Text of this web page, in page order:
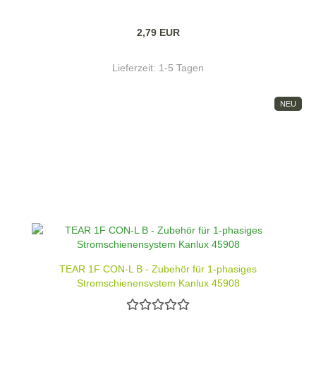
2,79 EUR
Lieferzeit: 1-5 Tagen
NEU
TEAR 1F CON-L B - Zubehör für 1-phasiges
Stromschienensystem Kanlux 45908